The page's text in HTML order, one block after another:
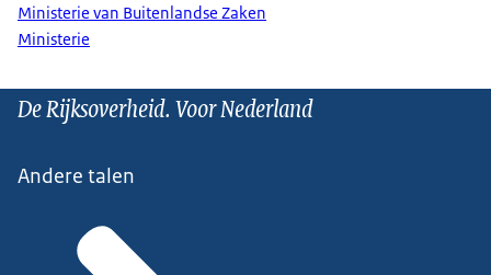
Ministerie van Buitenlandse Zaken
Ministerie
De Rijksoverheid. Voor Nederland
Andere talen